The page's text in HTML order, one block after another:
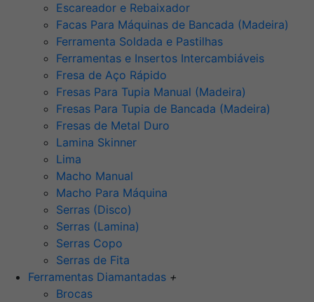
Escareador e Rebaixador
Facas Para Máquinas de Bancada (Madeira)
Ferramenta Soldada e Pastilhas
Ferramentas e Insertos Intercambiáveis
Fresa de Aço Rápido
Fresas Para Tupia Manual (Madeira)
Fresas Para Tupia de Bancada (Madeira)
Fresas de Metal Duro
Lamina Skinner
Lima
Macho Manual
Macho Para Máquina
Serras (Disco)
Serras (Lamina)
Serras Copo
Serras de Fita
Ferramentas Diamantadas +
Brocas